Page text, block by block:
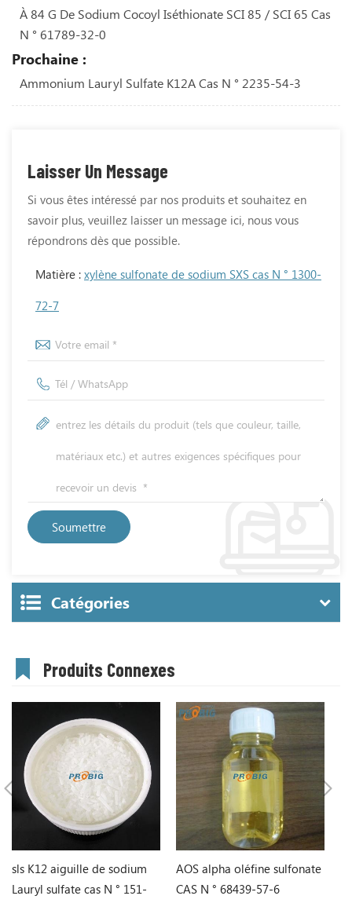
À 84 G De Sodium Cocoyl Iséthionate SCI 85 / SCI 65 Cas
N ° 61789-32-0
Prochaine :
Ammonium Lauryl Sulfate K12A Cas N ° 2235-54-3
Laisser Un Message
Si vous êtes intéressé par nos produits et souhaitez en
savoir plus, veuillez laisser un message ici, nous vous
répondrons dès que possible.
Matière : xylène sulfonate de sodium SXS cas N ° 1300-
72-7
Catégories
Produits Connexes
sls K12 aiguille de sodium
Lauryl sulfate cas N ° 151-
AOS alpha oléfine sulfonate
CAS N ° 68439-57-6